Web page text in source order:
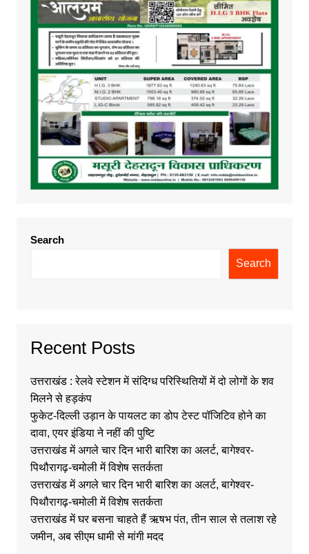
Search
Search
Recent Posts
उत्तराखंड : रेलवे स्टेशन में संदिग्ध परिस्थितियों में दो लोगों के शव
मिलने से हड़कंप
फुकेट-दिल्ली उड़ान के पायलट का डोप टेस्ट पॉजिटिव होने का
दावा, एयर इंडिया ने नहीं की पुष्टि
उत्तराखंड में अगले चार दिन भारी बारिश का अलर्ट, बागेश्वर-
पिथौरागढ़-चमोली में विशेष सतर्कता
उत्तराखंड में अगले चार दिन भारी बारिश का अलर्ट, बागेश्वर-
पिथौरागढ़-चमोली में विशेष सतर्कता
उत्तराखंड में घर बसना चाहते हैं ऋषभ पंत, तीन साल से तलाश रहे
जमीन, अब सीएम धामी से मांगी मदद